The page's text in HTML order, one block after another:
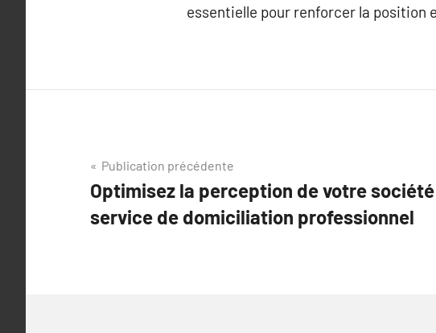
essentielle pour renforcer la position
Navigation
de
l’article
Publication précédente
Optimisez la perception de votre
service de domiciliation professionnel